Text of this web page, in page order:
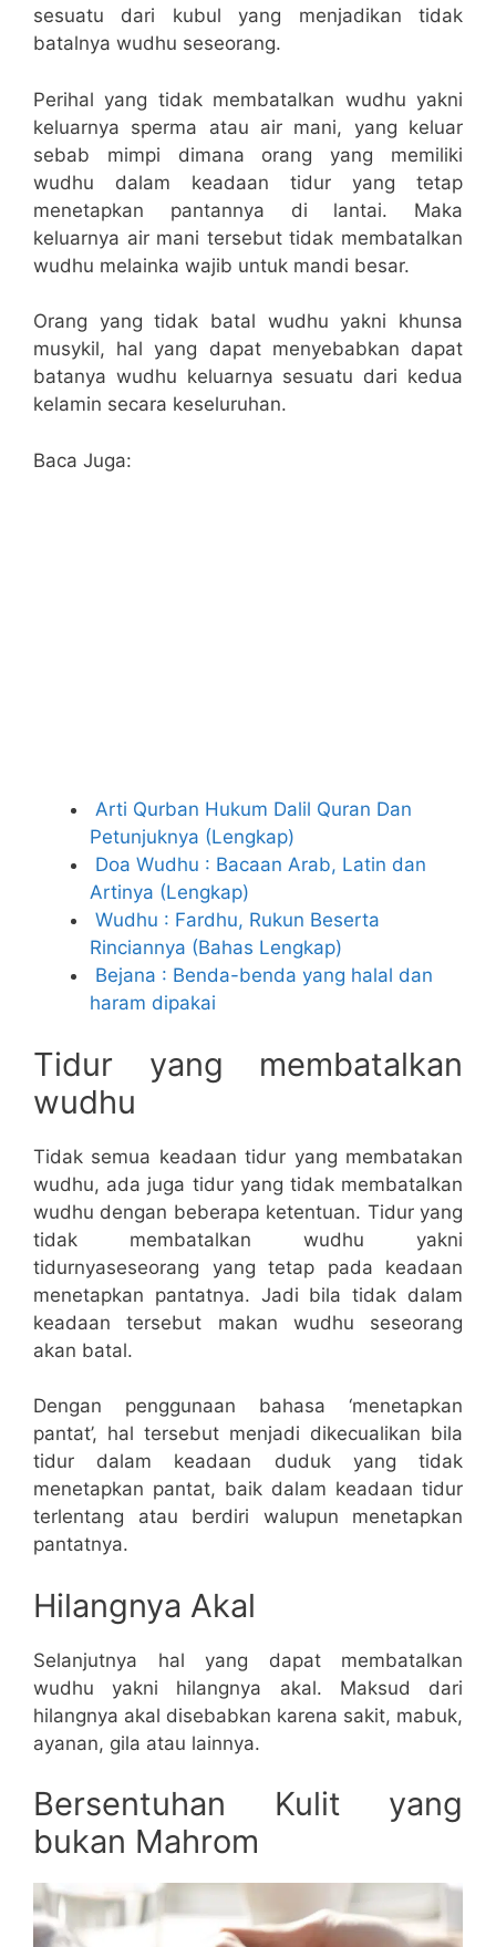
sesuatu dari kubul yang menjadikan tidak
batalnya wudhu seseorang.
Perihal yang tidak membatalkan wudhu yakni
keluarnya sperma atau air mani, yang keluar
sebab mimpi dimana orang yang memiliki
wudhu dalam keadaan tidur yang tetap
menetapkan pantannya di lantai. Maka
keluarnya air mani tersebut tidak membatalkan
wudhu melainka wajib untuk mandi besar.
Orang yang tidak batal wudhu yakni khunsa
musykil, hal yang dapat menyebabkan dapat
batanya wudhu keluarnya sesuatu dari kedua
kelamin secara keseluruhan.
Baca Juga:
Arti Qurban Hukum Dalil Quran Dan
Petunjuknya (Lengkap)
Doa Wudhu : Bacaan Arab, Latin dan
Artinya (Lengkap)
Wudhu : Fardhu, Rukun Beserta
Rinciannya (Bahas Lengkap)
Bejana : Benda-benda yang halal dan
haram dipakai
Tidur yang membatalkan
wudhu
Tidak semua keadaan tidur yang membatakan
wudhu, ada juga tidur yang tidak membatalkan
wudhu dengan beberapa ketentuan. Tidur yang
tidak membatalkan wudhu yakni
tidurnyaseseorang yang tetap pada keadaan
menetapkan pantatnya. Jadi bila tidak dalam
keadaan tersebut makan wudhu seseorang
akan batal.
Dengan penggunaan bahasa ‘menetapkan
pantat’, hal tersebut menjadi dikecualikan bila
tidur dalam keadaan duduk yang tidak
menetapkan pantat, baik dalam keadaan tidur
terlentang atau berdiri walupun menetapkan
pantatnya.
Hilangnya Akal
Selanjutnya hal yang dapat membatalkan
wudhu yakni hilangnya akal. Maksud dari
hilangnya akal disebabkan karena sakit, mabuk,
ayanan, gila atau lainnya.
Bersentuhan Kulit yang
bukan Mahrom